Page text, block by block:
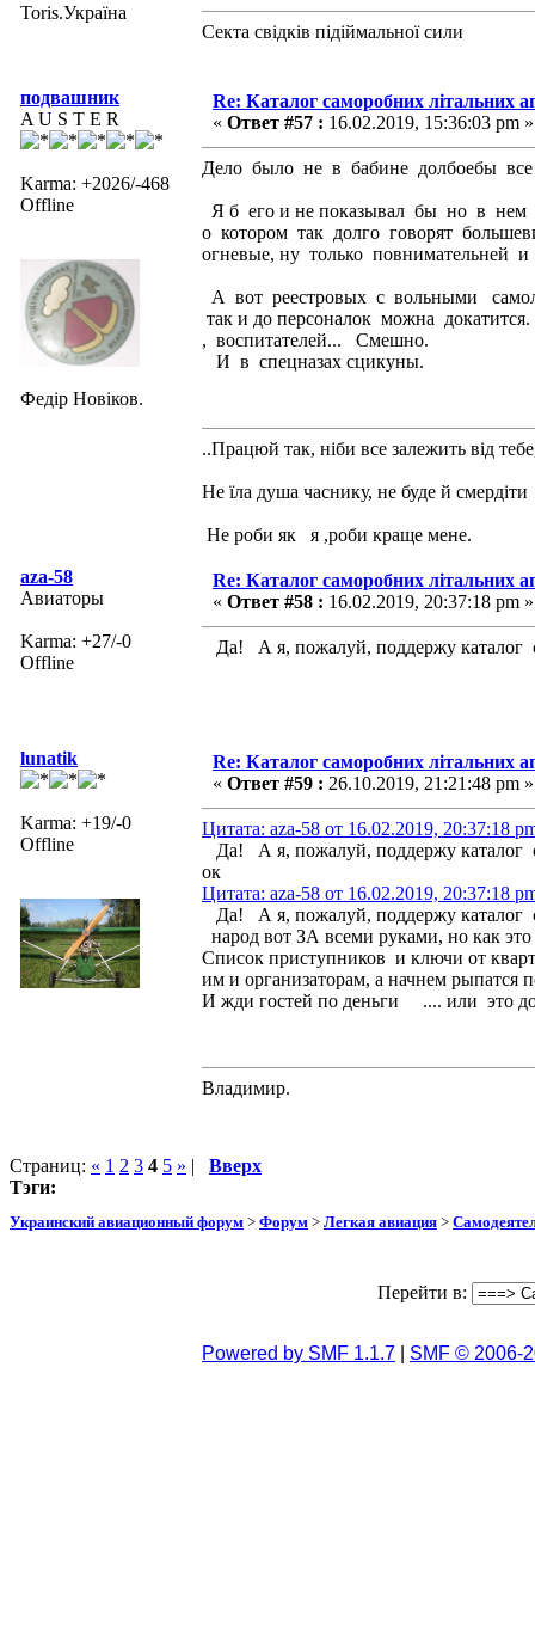
Toris.Україна
Секта свідків підіймальної сили
подвашник
A U S T E R
Karma: +2026/-468
Offline
Федір Новіков.
Re: Каталог саморобних літальних
« Ответ #57 : 16.02.2019, 15:36:03 pm »
Дело было не в бабине долбоебы все
Я б его и не показывал бы но в нем
о котором так долго говорят
огневые, ну только повнимательней
А вот реестровых с вольными
так и до персоналок можна
, воспитателей... Смешно.
И в спецназах сцикуны.
..Працюй так, ніби все залежить від
Не їла душа часнику, не буде й смердіти
Не роби як я ,роби краще мене.
aza-58
Авиаторы
Karma: +27/-0
Offline
Re: Каталог саморобних літальних
« Ответ #58 : 16.02.2019, 20:37:18 pm »
Да! А я, пожалуй, поддержу каталог
lunatik
Karma: +19/-0
Offline
Re: Каталог саморобних літальних
« Ответ #59 : 26.10.2019, 21:21:48 pm »
Цитата: aza-58 от 16.02.2019, 20:37:18
Да! А я, пожалуй, поддержу каталог
ок
Цитата: aza-58 от 16.02.2019, 20:37:18
Да! А я, пожалуй, поддержу каталог
народ вот ЗА всеми руками, но как это
Список приступников и ключи от
им и организаторам, а начнем рыпатся
И жди гостей по деньги .... или это
Влaдимир.
Страниц: « 1 2 3 4 5 » | Вверх
Тэги:
Украинский авиационный форум > Форум > Легкая авиация >
Перейти в:
Powered by SMF 1.1.7 SMF © 2006-